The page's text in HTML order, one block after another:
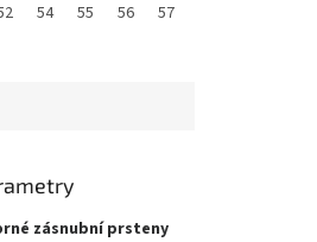
60
54 55 56 57
zásnubní prsteny